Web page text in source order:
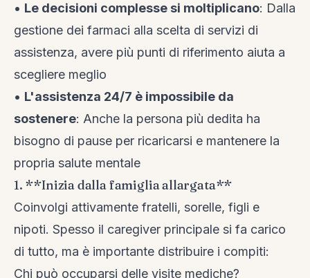
• Le decisioni complesse si moltiplicano: Dalla
gestione dei farmaci alla scelta di servizi di
assistenza, avere più punti di riferimento aiuta a
scegliere meglio
• L'assistenza 24/7 è impossibile da
sostenere: Anche la persona più dedita ha
bisogno di pause per ricaricarsi e mantenere la
propria salute mentale
1. **Inizia dalla famiglia allargata**
Coinvolgi attivamente fratelli, sorelle, figli e
nipoti. Spesso il caregiver principale si fa carico
di tutto, ma è importante distribuire i compiti:
Chi può occuparsi delle visite mediche?